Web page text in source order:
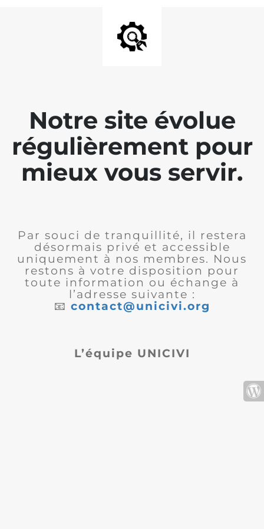
Notre site évolue
régulièrement pour
mieux vous servir.
Par souci de tranquillité, il restera
désormais privé et accessible
uniquement à nos membres. Nous
restons à votre disposition pour
toute information ou échange à
l’adresse suivante :
📧 contact@unicivi.org
L’équipe UNICIVI